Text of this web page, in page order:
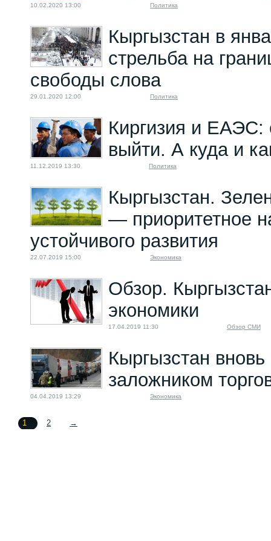
10.02.2020 13:00 Политика
Кыргызстан в
стрельба на
свободы слова
29.01.2020 12:00 Политика
Киргизия и ЕАЭС:
выйти. А куда и
11.12.2019 13:30 Политика
Кыргызстан.
— приоритетное
устойчивого развития
22.07.2019 15:00 Экономика
Обзор.
экономики
17.04.2019 11:30 Обзор СМИ
Кыргызстан вновь
заложником
04.04.2019 13:29 Экономика
1 2 →